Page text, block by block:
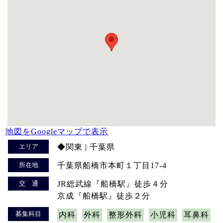
地図をGoogleマップで表示
エリア ◆関東 | 千葉県
所在地 千葉県船橋市本町１丁目17-4
交 通
JR総武線『船橋駅』徒歩４分
京成『船橋駅』徒歩２分
募集科目 内科 外科 整形外科 小児科
耳鼻科